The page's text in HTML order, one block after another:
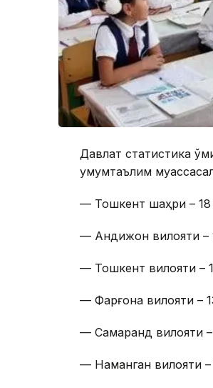
Давлат статистика
умумтаълим
— Тошкент шаҳри – 18
— Андижон вилояти –
— Тошкент вилояти –
— Фарғона вилояти –
— Самарқанд вилояти
— Наманган вилояти –